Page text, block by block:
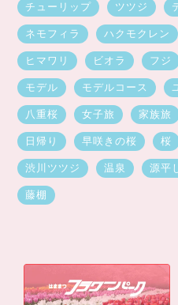
チューリップ ツツジ
ネモフィラ ハクモクレン
ヒマワリ ビオラ フジ
モデル モデルコース
八重桜 女子旅 家族旅
日帰り 早咲きの桜 桜
渋川ツツジ 温泉 源平
藤棚